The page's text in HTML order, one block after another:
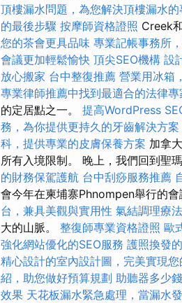
頂樓漏水問題，為您解決頂樓漏水的
的最後步驟 按摩師資格證照 Creek
您的茶會更具品味 專業記帳事務所
會議更加輕鬆愉快 頂尖SEO機構 設
放心搬家 台中整復推薦 營業用冰箱
專業律師推薦中找到最適合的法律專
的定居點之一。 提高WordPress
務，為你提供更持久的牙齒解決方案
科，提供專業的皮膚保養方案 加拿
所有入境限制。 晚上，我們回到聖
的財務保駕護航 台中刮痧服務推薦
會今年在柬埔寨Phnompen舉行的
台，兼具美觀與實用性 氣結調理療法
大的山脈。 整復師專業資格證照 歐
強化網站優化的SEO服務 護照換發
精心設計的室內設計圖，完美實現
紹，助您做好預算規劃 助聽器多少
效果 天花板漏水緊急處理，當漏水